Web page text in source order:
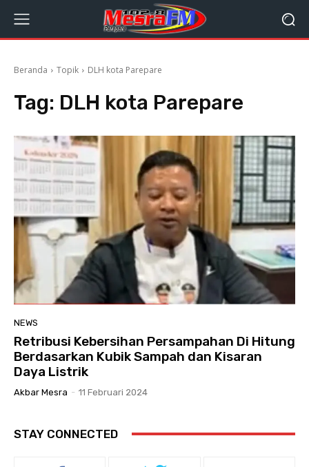
Beranda Topik DLH kota Parepare
Tag: DLH kota Parepare
NEWS
Retribusi Kebersihan Persampahan Di Hitung
Berdasarkan Kubik Sampah dan Kisaran
Daya Listrik
Akbar Mesra - 11 Februari 2024
STAY CONNECTED